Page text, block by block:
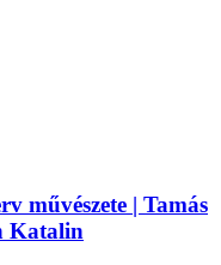
művészete | Tamás
Katalin